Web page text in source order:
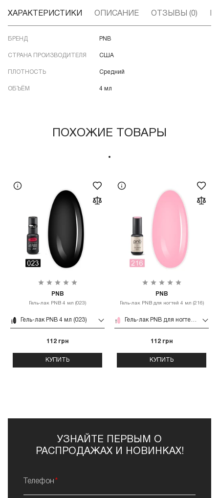
ХАРАКТЕРИСТИКИ ОПИСАНИЕ ОТЗЫВЫ (0)
БРЕНД PNB
СТРАНА ПРОИЗВОДИТЕЛЯ США
ПЛОТНОСТЬ Средний
ОБЪЁМ 4 мл
ПОХОЖИЕ ТОВАРЫ
PNB
Гель-лак PNB 4 мл (023)
Гель-лак PNB 4 мл (023)
112 грн
КУПИТЬ
PNB
Гель-лак PNB для ногтей 4 мл (216)
Гель-лак PNB для ногтей 4 мл (216)
112 грн
КУПИТЬ
УЗНАЙТЕ ПЕРВЫМ О
РАСПРОДАЖАХ И НОВИНКАХ!
Телефон